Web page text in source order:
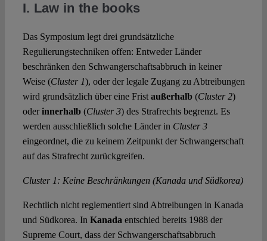
I. Law in the books
Das Symposium legt drei grundsätzliche
Regulierungstechniken offen: Entweder Länder
beschränken den Schwangerschaftsabbruch in keiner
Weise (Cluster 1), oder der legale Zugang zu Abtreibungen
wird grundsätzlich über eine Frist außerhalb(Cluster 2)
oderinnerhalb(Cluster 3) des Strafrechts begrenzt. Es
werden ausschließlich solche Länder in Cluster 3
eingeordnet, die zu keinem Zeitpunkt der Schwangerschaft
auf das Strafrecht zurückgreifen.
Cluster 1: Keine Beschränkungen (Kanada und Südkorea)
Rechtlich nicht reglementiert sind Abtreibungen in Kanada
und Südkorea. In Kanada entschied bereits 1988 der
Supreme Court, dass der Schwangerschaftsabbruch